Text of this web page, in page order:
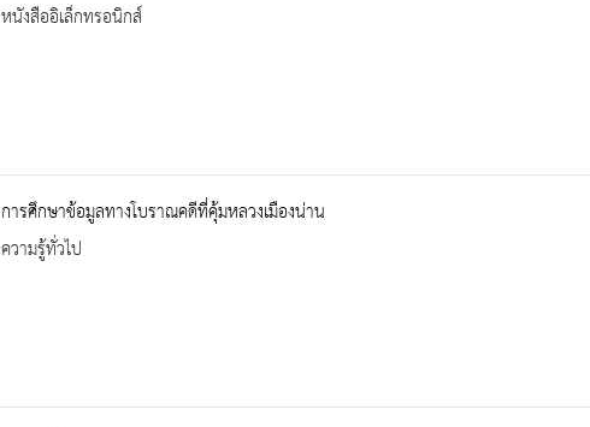
หนังสืออิเล็กทรอนิกส์
การศึกษาข้อมูลทางโบราณคดีที่คุ้มหลวงเมืองน่าน
ความรู้ทั่วไป